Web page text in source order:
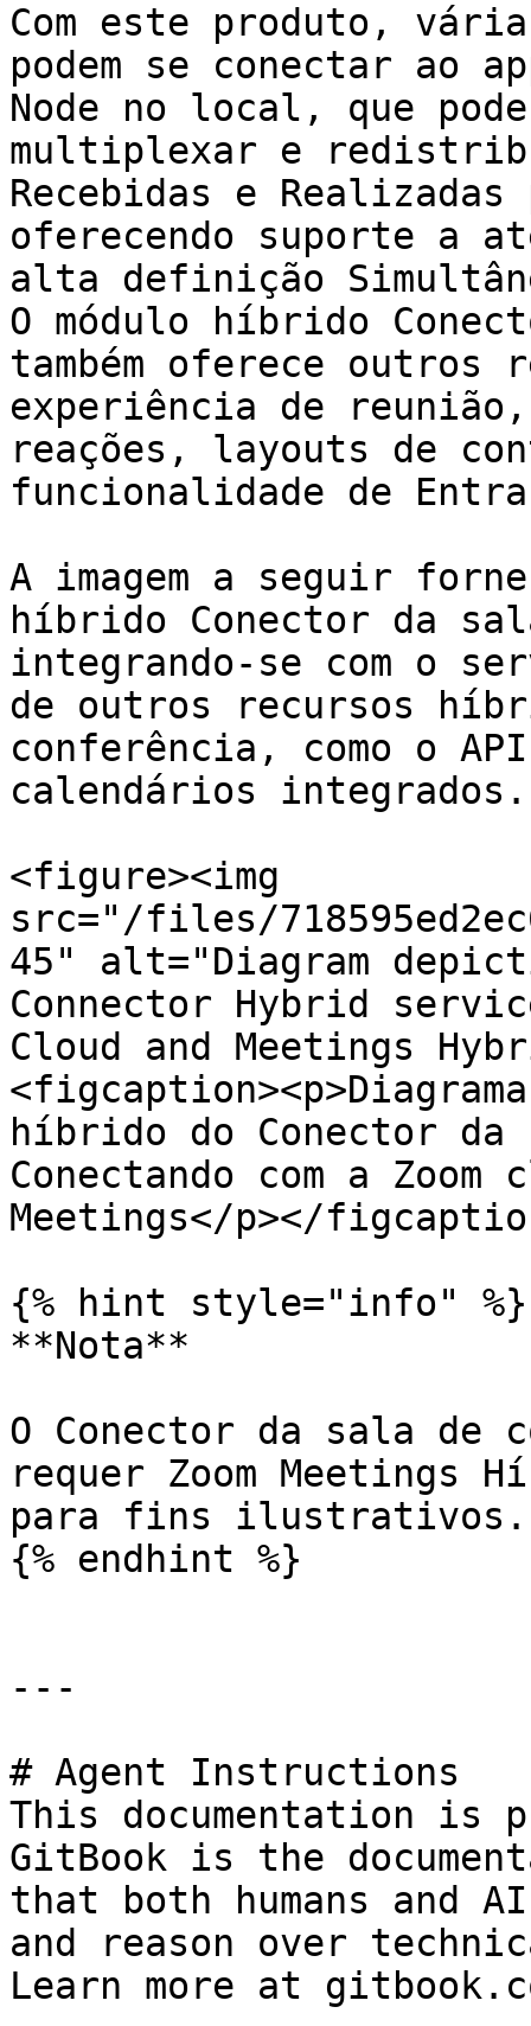
Com este produto,
podem se conectar ao
Node no local, que
multiplexar e
Recebidas e
oferecendo suporte a
alta definição
O módulo híbrido
também oferece outros
experiência de
reações, layouts de
funcionalidade de
A imagem a seguir
híbrido Conector da
integrando-se com o
de outros recursos
conferência, como o
calendários integrados.
<figure><img
src="/files/
45" alt="Diagram
Connector Hybrid
Cloud and Meetings
híbrido do Conector
Conectando com a
Meetings</p></
{% hint style="info" %}
**Nota**
O Conector da sala de
requer Zoom Meetings
para fins ilustrativos.
{% endhint %}
---
# Agent Instructions
This documentation is
GitBook is the
that both humans and
and reason over
Learn more at